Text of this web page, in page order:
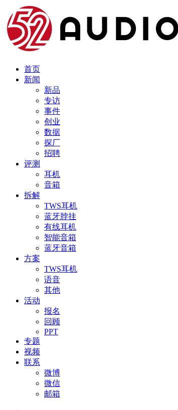
首页
新闻
新品
专访
事件
创业
数据
探厂
招聘
评测
耳机
音箱
拆解
TWS耳机
蓝牙脖挂
有线耳机
智能音箱
蓝牙音箱
方案
TWS耳机
语音
其他
活动
报名
回顾
PPT
专题
视频
联系
微博
微信
邮箱